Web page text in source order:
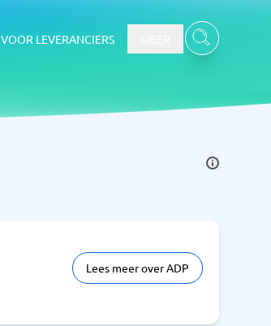
VOOR LEVERANCIERS
Lees meer over ADP